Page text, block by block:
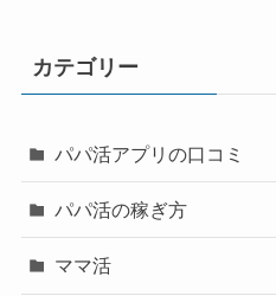
カテゴリー
パパ活アプリの口コミ
パパ活の稼ぎ方
ママ活